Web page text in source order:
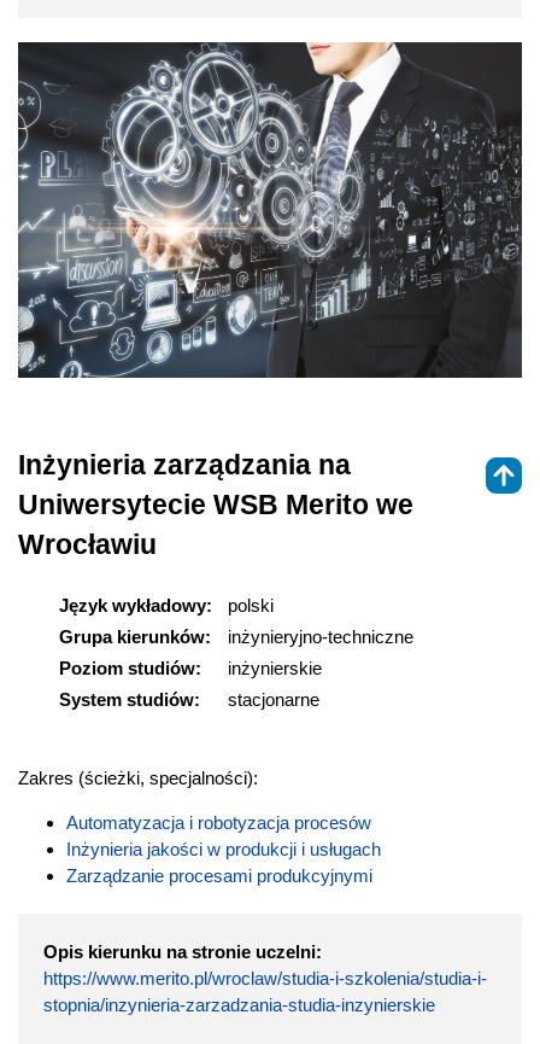
Inżynieria zarządzania na
Uniwersytecie WSB Merito we
Wrocławiu
Język wykładowy:
polski
Grupa kierunków:
inżynieryjno-techniczne
Poziom studiów:
inżynierskie
System studiów:
stacjonarne
Zakres (ścieżki, specjalności):
Automatyzacja i robotyzacja procesów
Inżynieria jakości w produkcji i usługach
Zarządzanie procesami produkcyjnymi
Opis kierunku na stronie uczelni:
https://www.merito.pl/wroclaw/studia-i-szkolenia/studia-i-
stopnia/inzynieria-zarzadzania-studia-inzynierskie